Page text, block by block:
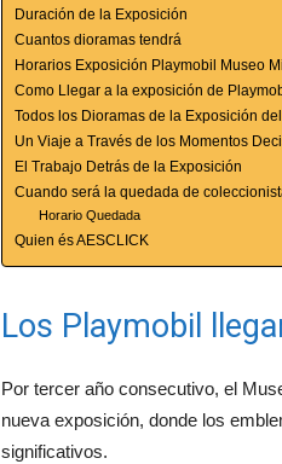
Duración de la Exposición
Cuantos dioramas tendrá
Horarios Exposición Playmobil Museo
Como Llegar a la exposición de
Todos los Dioramas de la Exposición
Un Viaje a Través de los Momentos
El Trabajo Detrás de la Exposición
Cuando será la quedada de
Horario Quedada
Quien és AESCLICK
Los Playmobil
Por tercer año consecutivo, el
nueva exposición, donde los
significativos.